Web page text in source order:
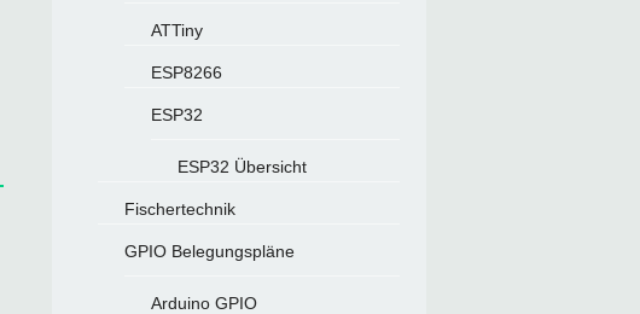
ATTiny
ESP8266
ESP32
ESP32 Übersicht
Fischertechnik
GPIO Belegungspläne
Arduino GPIO